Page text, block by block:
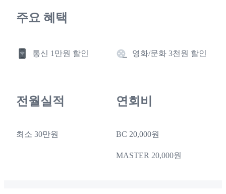
주요 혜택
통신 1만원 할인 영화/문화 3천원 할인
전월실적
최소 30만원
연회비
BC 20,000원
MASTER 20,000원